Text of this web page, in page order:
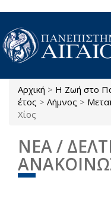
Παράκαμψη προς το
Είστε εδώ
Αρχική > Η Ζωή στο
έτος > Λήμνος >
Χίος
ΝΕΑ /